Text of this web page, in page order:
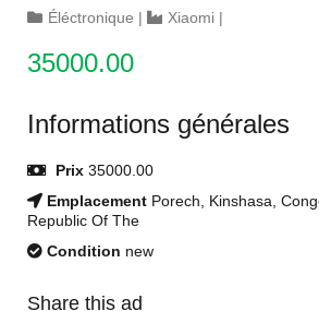
Éléctronique | Xiaomi |
35000.00
Informations générales
Prix 35000.00
Emplacement Porech, Kinshasa,
Republic Of The
Condition new
Share this ad